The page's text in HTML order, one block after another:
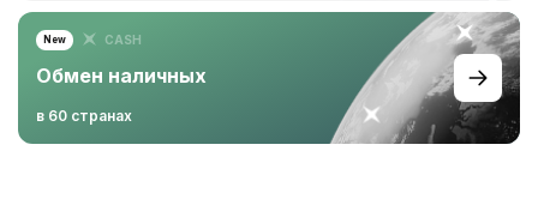
CASH
Обмен наличных
в 60 странах
New